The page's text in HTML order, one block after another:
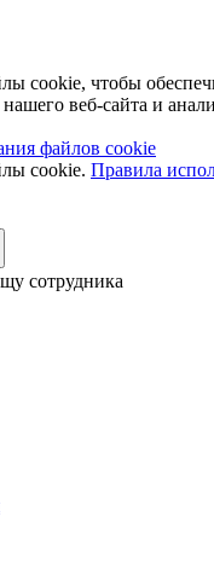
cookie, чтобы
веб-сайта и
файлов cookie
cookie. Правила
сотрудника